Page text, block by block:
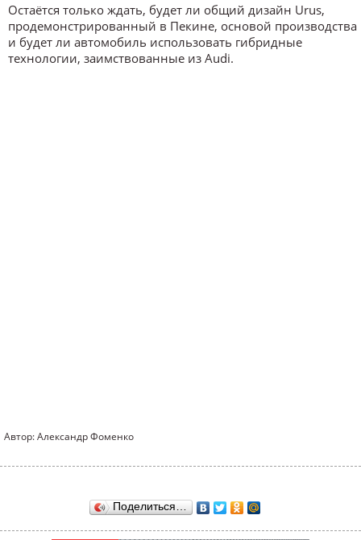
Остаётся только ждать, будет ли общий дизайн Urus,
продемонстрированный в Пекине, основой производства
и будет ли автомобиль использовать гибридные
технологии, заимствованные из Audi.
Автор: Александр Фоменко
Поделиться…